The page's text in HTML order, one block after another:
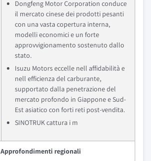
Dongfeng Motor Corporation conduce
il mercato cinese dei prodotti pesanti
con una vasta copertura interna,
modelli economici e un forte
approvvigionamento sostenuto dallo
stato.
Isuzu Motors eccelle nell affidabilità e
nell efficienza del carburante,
supportato dalla penetrazione del
mercato profondo in Giappone e Sud-
Est asiatico con forti reti post-vendita.
SINOTRUK cattura i m
Approfondimenti regionali